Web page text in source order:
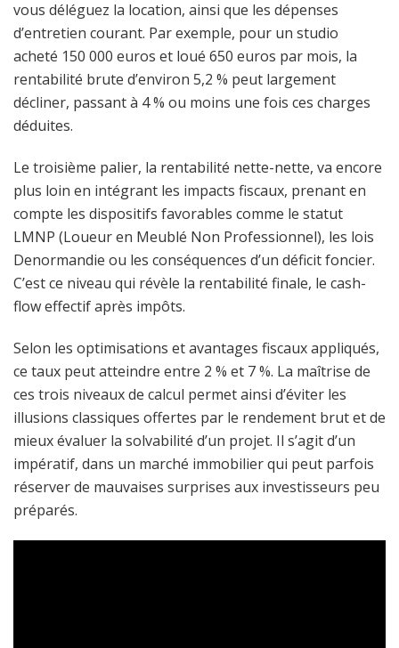
vous déléguez la location, ainsi que les dépenses
d’entretien courant. Par exemple, pour un studio
acheté 150 000 euros et loué 650 euros par mois, la
rentabilité brute d’environ 5,2 % peut largement
décliner, passant à 4 % ou moins une fois ces charges
déduites.
Le troisième palier, la rentabilité nette-nette, va encore
plus loin en intégrant les impacts fiscaux, prenant en
compte les dispositifs favorables comme le statut
LMNP (Loueur en Meublé Non Professionnel), les lois
Denormandie ou les conséquences d’un déficit foncier.
C’est ce niveau qui révèle la rentabilité finale, le cash-
flow effectif après impôts.
Selon les optimisations et avantages fiscaux appliqués,
ce taux peut atteindre entre 2 % et 7 %. La maîtrise de
ces trois niveaux de calcul permet ainsi d’éviter les
illusions classiques offertes par le rendement brut et de
mieux évaluer la solvabilité d’un projet. Il s’agit d’un
impératif, dans un marché immobilier qui peut parfois
réserver de mauvaises surprises aux investisseurs peu
préparés.